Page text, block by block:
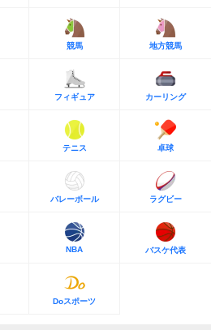
競馬 地方競馬
フィギュア カーリング
テニス 卓球
バレーボール ラグビー
NBA バスケ代表
Doスポーツ